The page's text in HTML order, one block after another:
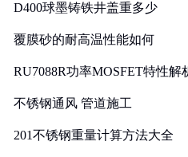
D400球墨铸铁井盖重多少
覆膜砂的耐高温性能如何
RU7088R功率MOSFET特性
不锈钢通风 管道施工
201不锈钢重量计算方法大全